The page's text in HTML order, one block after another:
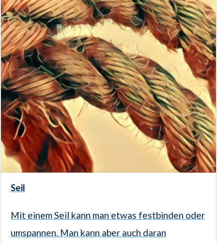
Seil
Mit einem Seil kann man etwas festbinden oder
umspannen. Man kann aber auch daran